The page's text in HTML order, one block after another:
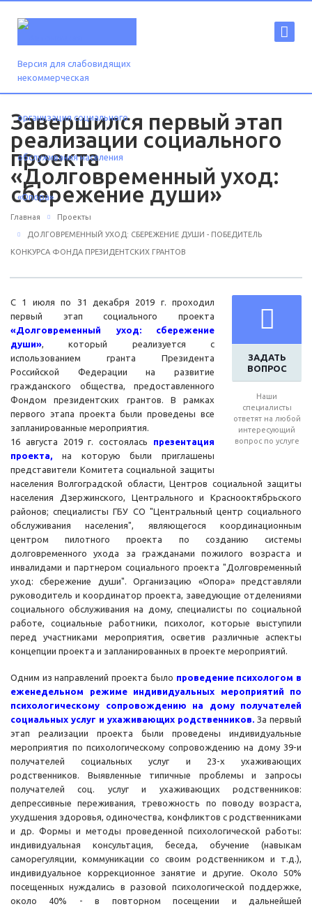
Версия для слабовидящих
Завершился первый этап
реализации социального
проекта
«Долговременный уход:
сбережение души»
Главная Проекты
ДОЛГОВРЕМЕННЫЙ УХОД: СБЕРЕЖЕНИЕ ДУШИ - ПОБЕДИТЕЛЬ
КОНКУРСА ФОНДА ПРЕЗИДЕНТСКИХ ГРАНТОВ
ЗАДАТЬ
ВОПРОС
Наши
специалисты
ответят на любой
интересующий
вопрос по услуге
С 1 июля по 31 декабря 2019 г. проходил
первый этап социального проекта
«Долговременный уход: сбережение
души», который реализуется с
использованием гранта Президента
Российской Федерации на развитие
гражданского общества, предоставленного
Фондом президентских грантов. В рамках
первого этапа проекта были проведены все
запланированные мероприятия.
16 августа 2019 г. состоялась презентация
проекта, на которую были приглашены
представители Комитета социальной защиты
населения Волгоградской области, Центров социальной защиты
населения Дзержинского, Центрального и Краснооктябрьского
районов; специалисты ГБУ СО "Центральный центр социального
обслуживания населения", являющегося координационным
центром пилотного проекта по созданию системы
долговременного ухода за гражданами пожилого возраста и
инвалидами и партнером социального проекта "Долговременный
уход: сбережение души". Организацию «Опора» представляли
руководитель и координатор проекта, заведующие отделениями
социального обслуживания на дому, специалисты по социальной
работе, социальные работники, психолог, которые выступили
перед участниками мероприятия, осветив различные аспекты
концепции проекта и запланированных в проекте мероприятий.
Одним из направлений проекта было проведение психологом в
еженедельном режиме индивидуальных мероприятий по
психологическому сопровождению на дому получателей
социальных услуг и ухаживающих родственников. За первый
этап реализации проекта были проведены индивидуальные
мероприятия по психологическому сопровождению на дому 39-и
получателей социальных услуг и 23-х ухаживающих
родственников. Выявленные типичные проблемы и запросы
получателей соц. услуг и ухаживающих родственников:
депрессивные переживания, тревожность по поводу возраста,
ухудшения здоровья, одиночества, конфликтов с родственниками
и др. Формы и методы проведенной психологической работы:
индивидуальная консультация, беседа, обучение (навыкам
саморегуляции, коммуникации со своим родственником и т.д.),
индивидуальное коррекционное занятие и другие. Около 50%
посещенных нуждались в разовой психологической поддержке,
около 40% - в повторном посещении и дальнейшей